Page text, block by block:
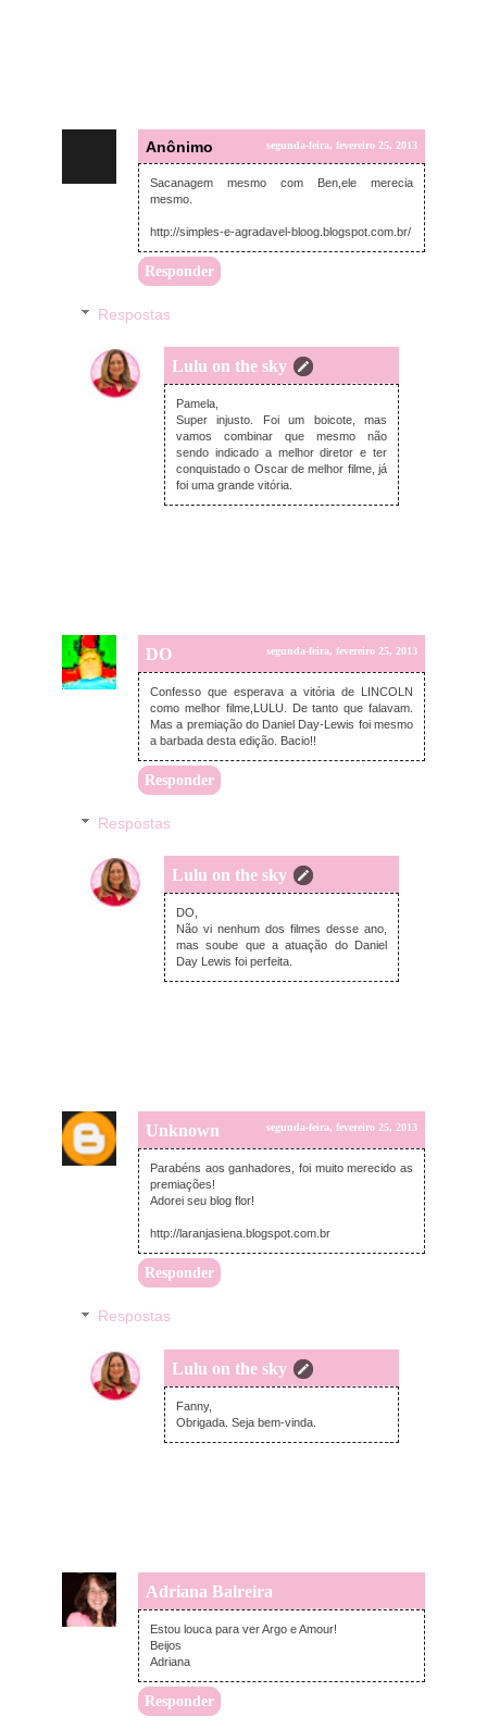
Anônimo segunda-feira, fevereiro 25, 2013
Sacanagem mesmo com Ben,ele merecia
mesmo.
http://simples-e-agradavel-bloog.blogspot.com.br/
Responder
Respostas
Lulu on the sky
terça-feira, fevereiro 26, 2013
Pamela,
Super injusto. Foi um boicote, mas
vamos combinar que mesmo não
sendo indicado a melhor diretor e ter
conquistado o Oscar de melhor filme, já
foi uma grande vitória.
DO segunda-feira, fevereiro 25, 2013
Confesso que esperava a vitória de LINCOLN
como melhor filme,LULU. De tanto que falavam.
Mas a premiação do Daniel Day-Lewis foi mesmo
a barbada desta edição. Bacio!!
Responder
Respostas
Lulu on the sky
terça-feira, fevereiro 26, 2013
DO,
Não vi nenhum dos filmes desse ano,
mas soube que a atuação do Daniel
Day Lewis foi perfeita.
Unknown segunda-feira, fevereiro 25, 2013
Parabéns aos ganhadores, foi muito merecido as
premiações!
Adorei seu blog flor!
http://laranjasiena.blogspot.com.br
Responder
Respostas
Lulu on the sky
terça-feira, fevereiro 26, 2013
Fanny,
Obrigada. Seja bem-vinda.
Adriana Balreira
segunda-feira, fevereiro 25, 2013
Estou louca para ver Argo e Amour!
Beijos
Adriana
Responder